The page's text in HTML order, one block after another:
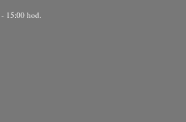
15:00 hod.